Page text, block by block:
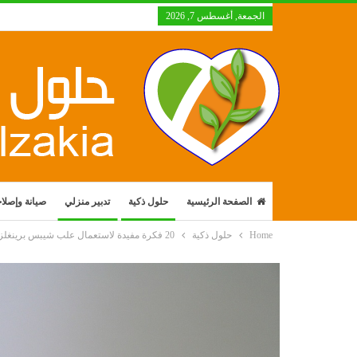
الجمعة, أغسطس 7, 2026
الصفحة الرئيسية حلول ذكية تدبير منزلي صيانة
Home حلول ذكية 20 فكرة مفيدة لاستعمال علب شيبس برينغلز Pringles الفارغة